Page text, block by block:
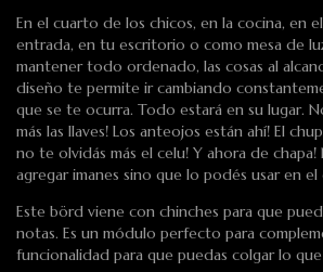
En el cuarto de los chicos, en la cocina, en
entrada, en tu escritorio o como mesa de
mantener todo ordenado, las cosas al
diseño te permite ir cambiando
que se te ocurra. Todo estará en su lugar.
más las llaves! Los anteojos están ahí! El
no te olvidás más el celu! Y ahora de
agregar imanes sino que lo podés usar en
Este börd viene con chinches para que
notas. Es un módulo perfecto para
funcionalidad para que puedas colgar lo